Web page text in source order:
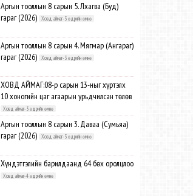
Аргын тооллын 8 сарын 5. Лхагва (Буд)
гараг (2026)
Ховд аймаг-3 өдрийн өмнө
Аргын тооллын 8 сарын 4. Мягмар (Ангараг)
гараг (2026)
Ховд аймаг-3 өдрийн өмнө
ХОВД АЙМАГ:08-р сарын 13-ныг хүртэлх
10 хоногийн цаг агаарын урьдчилсан төлөв
Ховд аймаг-3 өдрийн өмнө
Аргын тооллын 8 сарын 3. Даваа (Сумьяа)
гараг (2026)
Ховд аймаг-3 өдрийн өмнө
Хүндэтгэлийн барилдаанд 64 бөх оролцлоо
Ховд аймаг-4 өдрийн өмнө